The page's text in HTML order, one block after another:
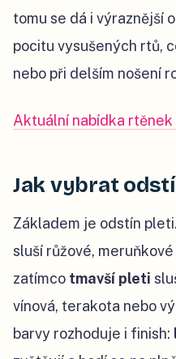
tomu se dá i výraznější
pocitu vysušených rtů,
nebo při delším nošení
Aktuální nabídka rtěnek
Jak vybrat
Základem je odstín pleti.
sluší růžové,
zatímco tmavší pleti
vínová, terakota nebo
barvy rozhoduje i finish: